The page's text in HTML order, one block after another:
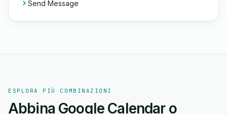
Send Message
ESPLORA PIÙ COMBINAZIONI
Abbina Google Calendar o